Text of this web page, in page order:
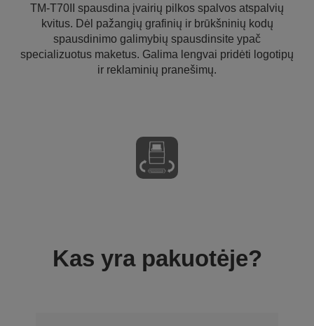
TM-T70II spausdina įvairių pilkos spalvos atspalvių
kvitus. Dėl pažangių grafinių ir brūkšninių kodų
spausdinimo galimybių spausdinsite ypač
specializuotus maketus. Galima lengvai pridėti logotipų
ir reklaminių pranešimų.
Kas yra pakuotėje?